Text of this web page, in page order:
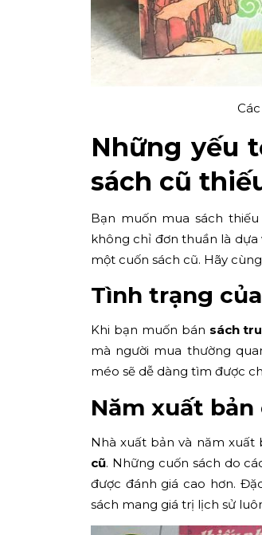
Những yếu
sách cũ
Bạn muốn mua sách
không chỉ đơn thuần là dựa
một cuốn sách cũ. Hãy
Tình trạng
Khi bạn muốn bán sách
mà người mua thường
méo sẽ dễ dàng tìm được
Năm xuất bản
Nhà xuất bản và năm xuất
cũ. Những cuốn sách do
được đánh giá cao hơn.
sách mang giá trị lịch sử